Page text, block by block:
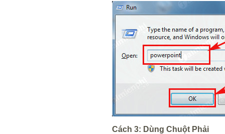
Cách 3: Dùng Chuột Phải